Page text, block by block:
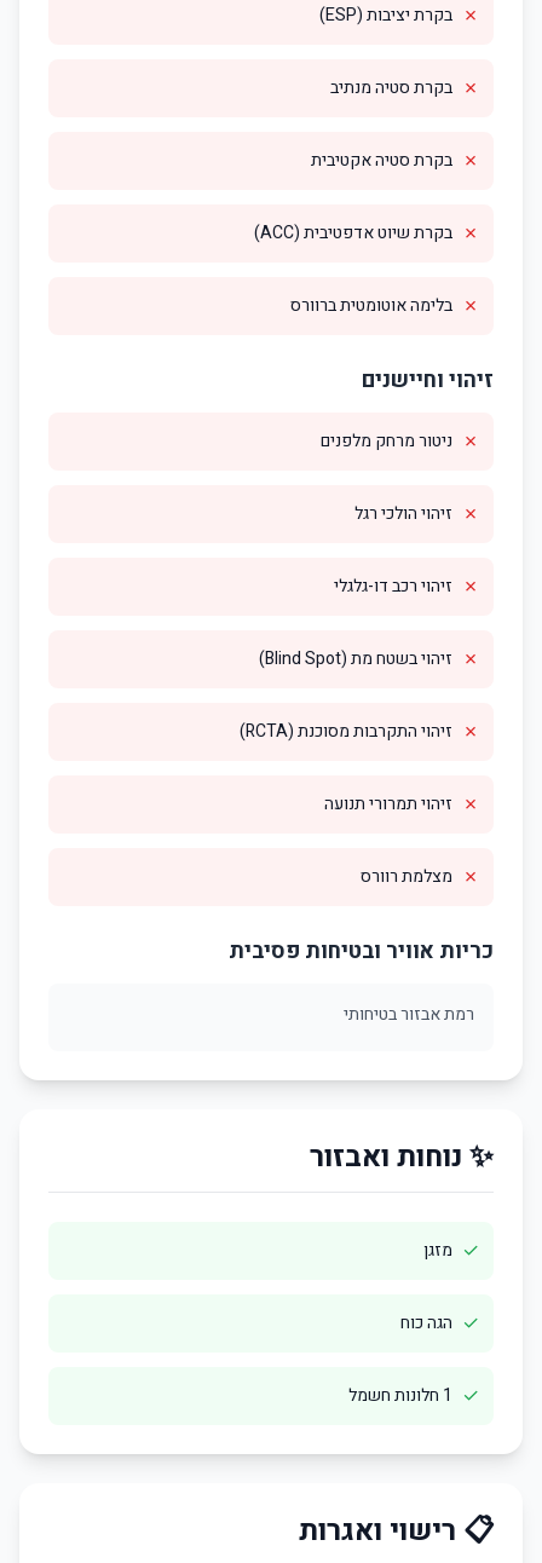
✗ בקרת יציבות (ESP)
✗ בקרת סטיה מנתיב
✗ בקרת סטיה אקטיבית
✗ בקרת שיוט אדפטיבית (ACC)
✗ בלימה אוטומטית ברוורס
זיהוי וחיישנים
✗ ניטור מרחק מלפנים
✗ זיהוי הולכי רגל
✗ זיהוי רכב דו-גלגלי
✗ זיהוי בשטח מת (Blind Spot)
✗ זיהוי התקרבות מסוכנת (RCTA)
✗ זיהוי תמרורי תנועה
✗ מצלמת רוורס
כריות אוויר ובטיחות פסיבית
רמת אבזור בטיחותי
✨ נוחות ואבזור
✓ מזגן
✓ הגה כוח
✓ 1 חלונות חשמל
📋 רישוי ואגרות